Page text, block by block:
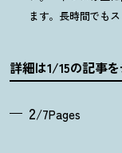
ます。長時間でも
詳細は1/15の記事
2/7Pages